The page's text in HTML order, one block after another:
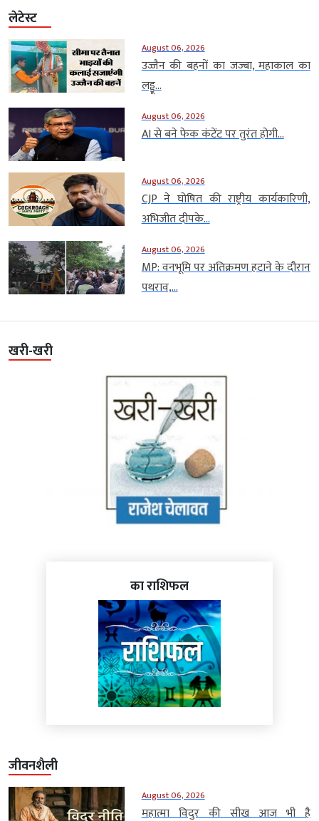
लेटेस्ट
August 06, 2026
उज्जैन की बहनों का जज्बा, महाकाल का
लड्डू...
August 06, 2026
AI से बने फेक कंटेंट पर तुरंत होगी...
August 06, 2026
CJP ने घोषित की राष्ट्रीय कार्यकारिणी,
अभिजीत दीपके...
August 06, 2026
MP: वनभूमि पर अतिक्रमण हटाने के दौरान
पथराव,...
खरी-खरी
का राशिफल
जीवनशैली
August 06, 2026
महात्मा विदुर की सीख आज भी है